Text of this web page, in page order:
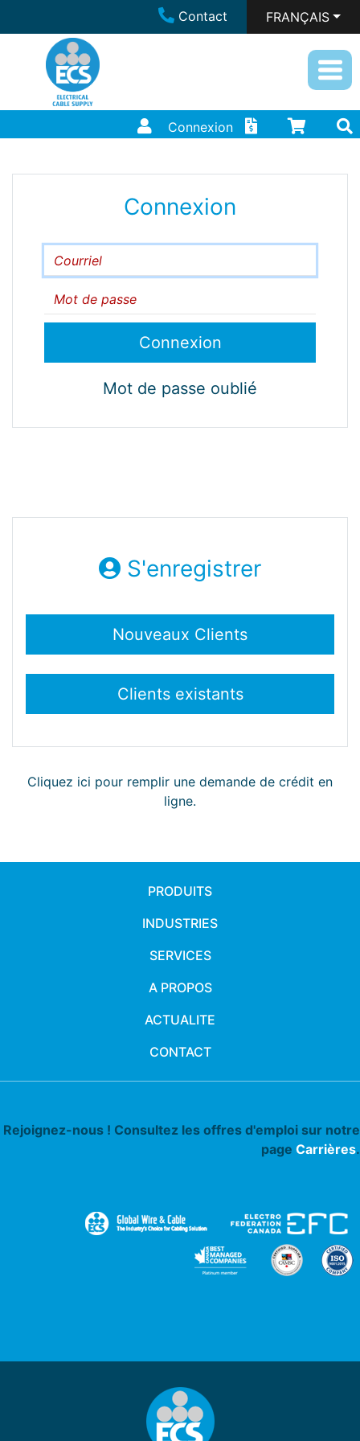
Contact FRANÇAIS
Connexion
Connexion
Courriel
Mot de passe
Mot de passe oublié
S'enregistrer
Cliquez ici pour remplir une demande de crédit en
ligne.
PRODUITS
INDUSTRIES
SERVICES
A PROPOS
ACTUALITE
CONTACT
Rejoignez-nous ! Consultez les offres d'emploi sur notre
page Carrières.